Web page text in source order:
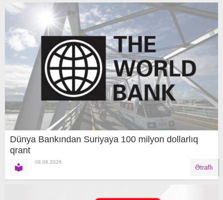
Dünya Bankından Suriyaya 100 milyon dollarlıq
qrant
08.08.2026
Ətraflı